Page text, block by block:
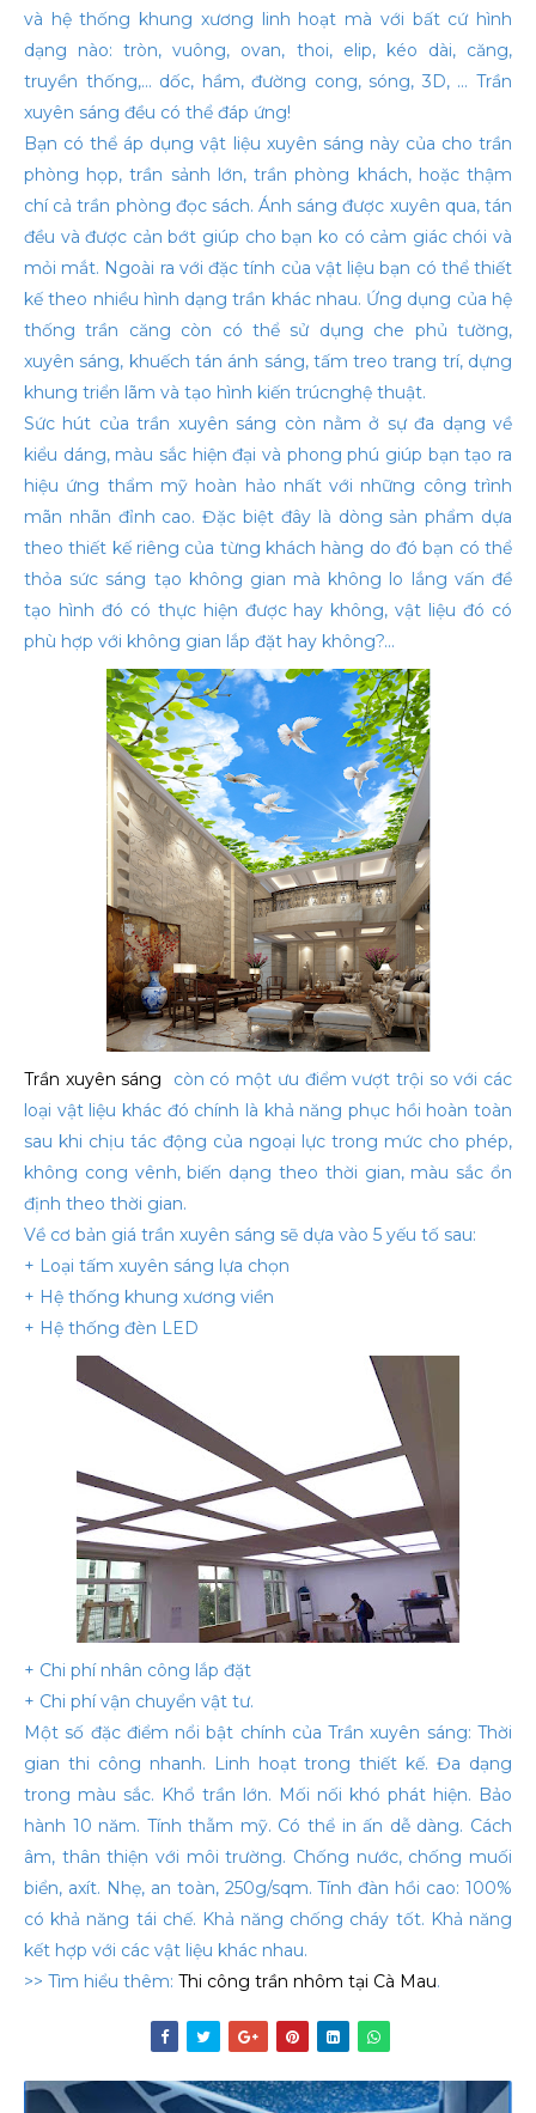
và hệ thống khung xương linh hoạt mà với bất cứ hình
dạng nào: tròn, vuông, ovan, thoi, elip, kéo dài, căng,
truyền thống,… dốc, hầm, đường cong, sóng, 3D, … Trần
xuyên sáng đều có thể đáp ứng!
Bạn có thể áp dụng vật liệu xuyên sáng này của cho trần
phòng họp, trần sảnh lớn, trần phòng khách, hoặc thậm
chí cả trần phòng đọc sách. Ánh sáng được xuyên qua, tán
đều và được cản bớt giúp cho bạn ko có cảm giác chói và
mỏi mắt. Ngoài ra với đặc tính của vật liệu bạn có thể thiết
kế theo nhiều hình dạng trần khác nhau. Ứng dụng của hệ
thống trần căng còn có thể sử dụng che phủ tường,
xuyên sáng, khuếch tán ánh sáng, tấm treo trang trí, dựng
khung triển lãm và tạo hình kiến trúcnghệ thuật.
Sức hút của trần xuyên sáng còn nằm ở sự đa dạng về
kiểu dáng, màu sắc hiện đại và phong phú giúp bạn tạo ra
hiệu ứng thẩm mỹ hoàn hảo nhất với những công trình
mãn nhãn đỉnh cao. Đặc biệt đây là dòng sản phẩm dựa
theo thiết kế riêng của từng khách hàng do đó bạn có thể
thỏa sức sáng tạo không gian mà không lo lắng vấn đề
tạo hình đó có thực hiện được hay không, vật liệu đó có
phù hợp với không gian lắp đặt hay không?…
Trần xuyên sáng còn có một ưu điểm vượt trội so với các
loại vật liệu khác đó chính là khả năng phục hồi hoàn toàn
sau khi chịu tác động của ngoại lực trong mức cho phép,
không cong vênh, biến dạng theo thời gian, màu sắc ổn
định theo thời gian.
Về cơ bản giá trần xuyên sáng sẽ dựa vào 5 yếu tố sau:
+ Loại tấm xuyên sáng lựa chọn
+ Hệ thống khung xương viền
+ Hệ thống đèn LED
+ Chi phí nhân công lắp đặt
+ Chi phí vận chuyển vật tư.
Một số đặc điểm nổi bật chính của Trần xuyên sáng: Thời
gian thi công nhanh. Linh hoạt trong thiết kế. Đa dạng
trong màu sắc. Khổ trần lớn. Mối nối khó phát hiện. Bảo
hành 10 năm. Tính thẫm mỹ. Có thể in ấn dễ dàng. Cách
âm, thân thiện với môi trường. Chống nước, chống muối
biển, axít. Nhẹ, an toàn, 250g/sqm. Tính đàn hồi cao: 100%
có khả năng tái chế. Khả năng chống cháy tốt. Khả năng
kết hợp với các vật liệu khác nhau.
>> Tìm hiểu thêm: Thi công trần nhôm tại Cà Mau.